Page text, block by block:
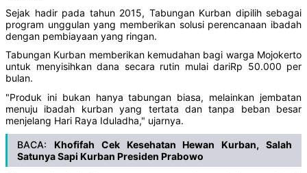
Sejak hadir pada tahun 2015, Tabungan Kurban dipilih sebagai
program unggulan yang memberikan solusi perencanaan ibadah
dengan pembiayaan yang ringan.
Tabungan Kurban memberikan kemudahan bagi warga Mojokerto
untuk menyisihkan dana secara rutin mulai dariRp 50.000 per
bulan.
"Produk ini bukan hanya tabungan biasa, melainkan jembatan
menuju ibadah kurban yang tertata dan tanpa beban besar
menjelang Hari Raya Iduladha," ujarnya.
BACA: Khofifah Cek Kesehatan Hewan Kurban, Salah
Satunya Sapi Kurban Presiden Prabowo